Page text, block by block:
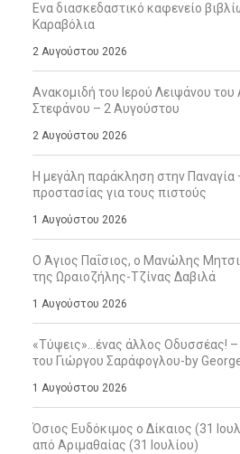
Ενα διασκεδαστικό καφενείο
Καραβόλια
2 Αυγούστου 2026
Ανακομιδή του Ιερού Λειψάνου
Στεφάνου – 2 Αυγούστου
2 Αυγούστου 2026
Η μεγάλη παράκληση στην Παναγία
προστασίας για τους πιστούς
1 Αυγούστου 2026
Ο Άγιος Παΐσιος, ο Μανώλης
της Ωραιοζήλης-Τζίνας Δαβιλά
1 Αυγούστου 2026
«Τύψεις»…ένας άλλος Οδυσσέας! –
του Γιώργου Σαράφογλου-by
1 Αυγούστου 2026
Όσιος Ευδόκιμος ο Δίκαιος (31
από Αριμαθαίας (31 Ιουλίου)